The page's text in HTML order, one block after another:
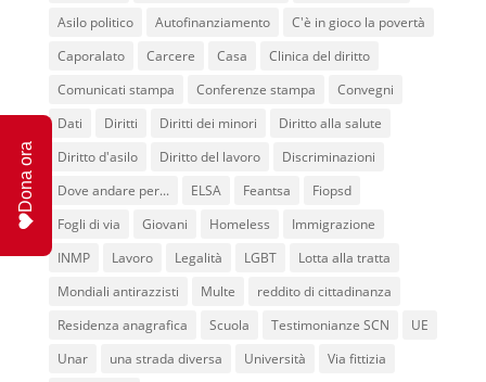
Asilo politico
Autofinanziamento
C'è in gioco la povertà
Caporalato
Carcere Casa
Clinica del diritto
Comunicati stampa
Conferenze stampa
Convegni
Dati
Diritti Diritti dei minori
Diritto alla salute
Diritto d'asilo
Diritto del lavoro
Discriminazioni
Dove andare per...
ELSA Feantsa
Fiopsd
Fogli di via
Giovani Homeless
Immigrazione
INMP
Lavoro Legalità LGBT
Lotta alla tratta
Mondiali antirazzisti
Multe
reddito di cittadinanza
Residenza anagrafica
Scuola Testimonianze SCN
UE
Unar
una strada diversa Università
Via fittizia
Dona ora